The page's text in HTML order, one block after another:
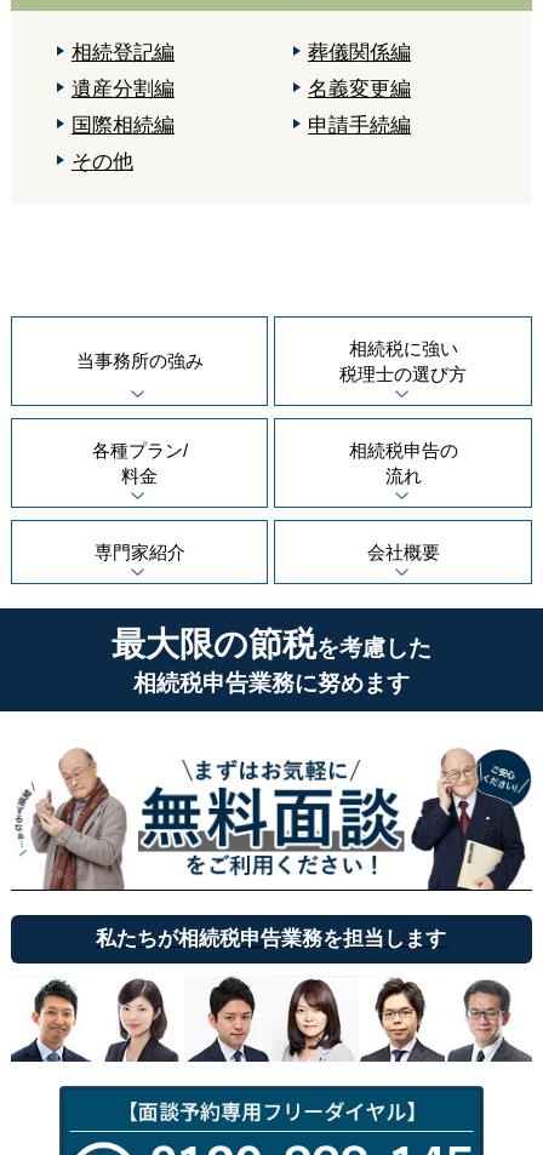
相続登記編
葬儀関係編
遺産分割編
名義変更編
国際相続編
申請手続編
その他
当事務所の強み
相続税に強い
税理士の選び方
各種プラン/
料金
相続税申告の
流れ
専門家紹介 会社概要
最大限の節税を考慮した
相続税申告業務に努めます
私たちが相続税申告業務を担当します